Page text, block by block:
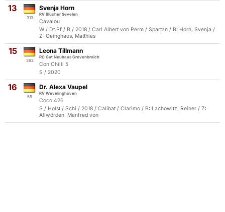
13
313
Svenja Horn
RV Blücher Sevelen
Cavalou
W / Dt.Pf / B / 2018 / Carl Albert von Perm / Spartan / B: Horn, Svenja /
Z: Oeinghaus, Matthias
15
392
Leona Tillmann
RC Gut Neuhaus Grevenbroich
Con Chilli 5
S / 2020
16
55
Dr. Alexa Vaupel
RV Wevelinghoven
Coco 426
S / Holst / Schi / 2018 / Calibat / Clarimo / B: Lachowitz, Reiner / Z:
Allwörden, Manfred von